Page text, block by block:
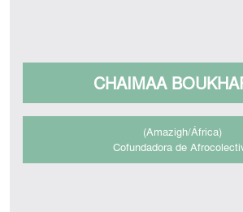
CHAIMAA
(Amazigh/África)
Cofundadora de